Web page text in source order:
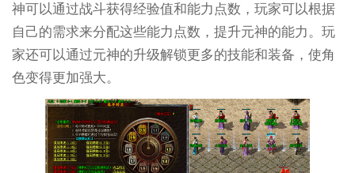
神可以通过战斗获得经验值和能力点数，玩家可以根据
自己的需求来分配这些能力点数，提升元神的能力。玩
家还可以通过元神的升级解锁更多的技能和装备，使角
色变得更加强大。